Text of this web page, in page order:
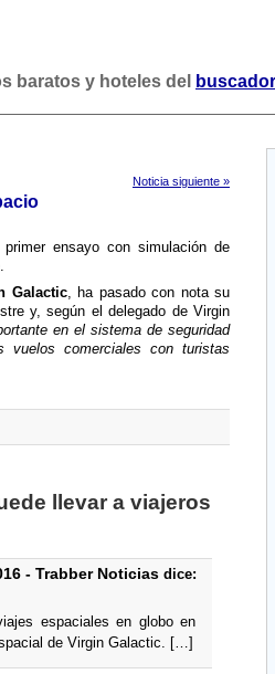
baratos y hoteles del
Noticia siguiente »
ensayo con simulación de
Galactic, ha pasado con nota su
y, según el delegado de Virgin
en el sistema de seguridad
comerciales con turistas
llevar a viajeros
- Trabber Noticias dice:
espaciales en globo en
de Virgin Galactic. […]